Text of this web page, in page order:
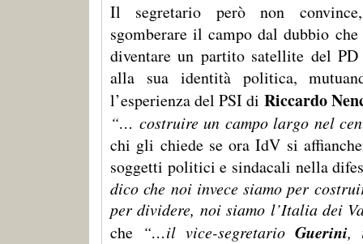
Il segretario però non
sgomberare il campo dal dubbio
diventare un partito satellite del
alla sua identità politica,
l’esperienza del PSI di Riccardo
“… costruire un campo largo nel
chi gli chiede se ora IdV si
soggetti politici e sindacali nella
dico che noi invece siamo per
per dividere, noi siamo l’Italia dei
che “…il vice-segretario Guerini,